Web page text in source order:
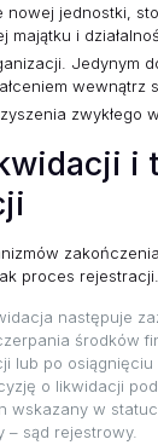
nowej jednostki,
majątku i
Jedynym
wewnątrz
zwykłego
i
proces rejestracji.
następuje
środków
lub po
o likwidacji
wskazany w
– sąd rejestrowy.